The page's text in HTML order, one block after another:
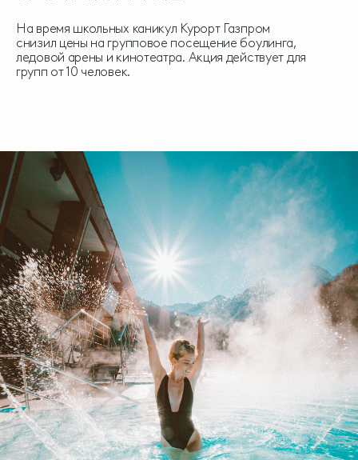
На время школьных каникул Курорт Газпром
снизил цены на групповое посещение боулинга,
ледовой арены и кинотеатра. Акция действует для
групп от 10 человек.